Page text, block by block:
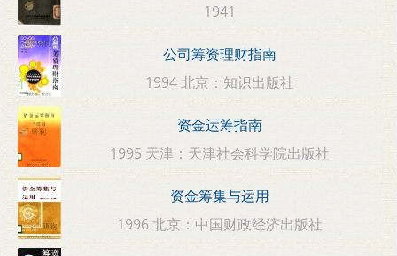
1941
公司筹资理财指南
1994 北京：知识出版社
资金运筹指南
1995 天津：天津社会科学院出版社
资金筹集与运用
1996 北京：中国财政经济出版社